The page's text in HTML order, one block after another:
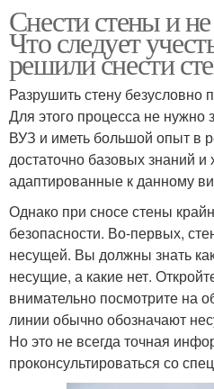
Снести стены и
Что следует
решили снести
Разрушить стену безусловно
Для этого процесса не нужно
ВУЗ и иметь большой опыт в
достаточно базовых знаний
адаптированные к данному
Однако при сносе стены
безопасности. Во-первых,
несущей. Вы должны знать
несущие, а какие нет.
внимательно посмотрите на
линии обычно обозначают
Но это не всегда точная
проконсультироваться со